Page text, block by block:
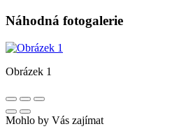
Náhodná fotogalerie
Obrázek 1
Mohlo by Vás zajímat